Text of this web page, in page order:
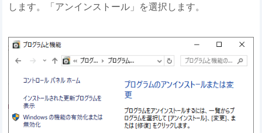
します。「アンインストール」を選択します。